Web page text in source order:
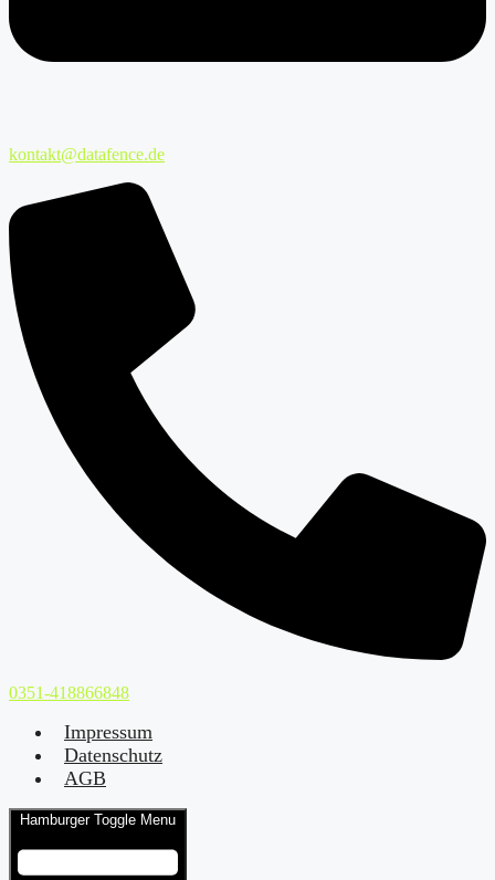
kontakt@datafence.de
0351-418866848
Impressum
Datenschutz
AGB
Hamburger Toggle Menu